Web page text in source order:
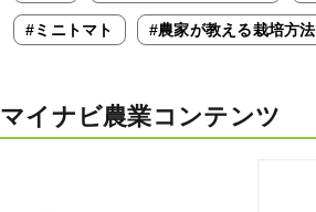
#ミニトマト #農家が教える栽培方法
マイナビ農業コンテンツ